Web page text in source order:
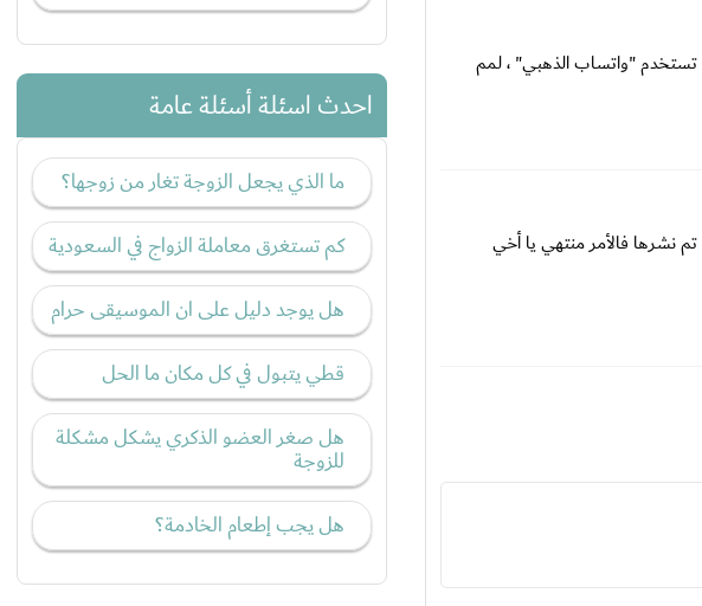
تستخدم "واتساب الذهبي" ، لمم
نشرها فالأمر منتهي يا أخي
احدث اسئلة أسئلة عامة
ما الذي يجعل الزوجة تغار من زوجها؟
كم تستغرق معاملة الزواج في السعودية
هل يوجد دليل على ان الموسيقى حرام
قطي يتبول في كل مكان ما الحل
هل صغر العضو الذكري يشكل مشكلة
للزوجة
هل يجب إطعام الخادمة؟